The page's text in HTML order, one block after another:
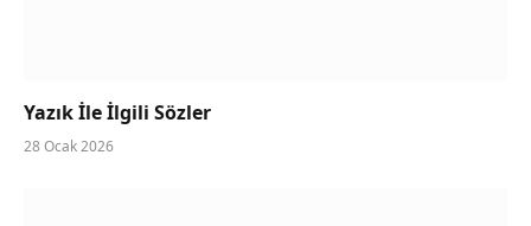
Yazık İle İlgili Sözler
28 Ocak 2026